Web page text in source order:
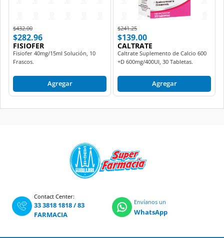
Price reduced from
$432.00to
$282.96
FISIOFER
Fisiofer 40mg/15ml Solución, 10
Frascos.
Agregar
Price reduced from
$241.25to
$139.00
CALTRATE
Caltrate Suplemento de Calcio 600
+D 600mg/400UI, 30 Tabletas.
Agregar
Contact Center:
33 3818 1818/83
FARMACIA
Envíanos un
WhatsApp